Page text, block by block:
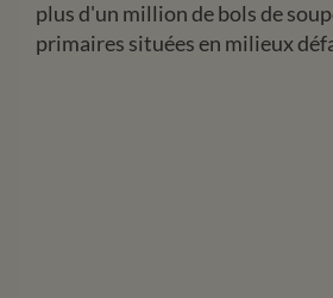
plus d'un million de bols de
primaires situées en milieux